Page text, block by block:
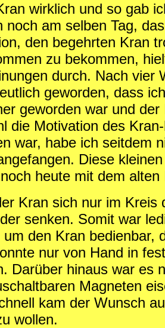
wirklich und so gab
noch am selben Tag,
den begehrten Kran
zu bekommen,
durch. Nach vier
geworden, dass
geworden war und der
die Motivation des
war, habe ich seitdem
Diese
heute mit dem alten
Kran sich nur im Kreis
senken. Somit war
den Kran bedienbar,
nur von Hand in
Darüber hinaus war es
Magneten
kam der Wunsch
wollen.